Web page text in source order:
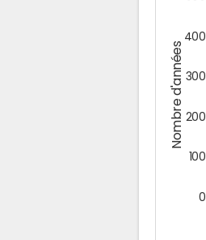
Nombre d'années
0
100
200
300
400